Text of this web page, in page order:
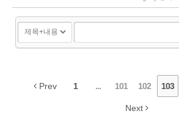
는 24일로 예정되었으며, ...
Prev 1 ... 101 102 103
Next